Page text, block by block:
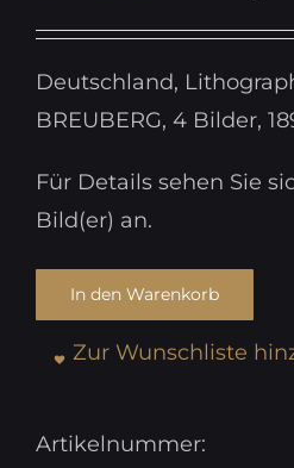
Deutschland,
BREUBERG, 4 Bilder,
Für Details sehen Sie
Bild(er) an.
In den Warenkorb
Zur Wunschliste
Artikelnummer: